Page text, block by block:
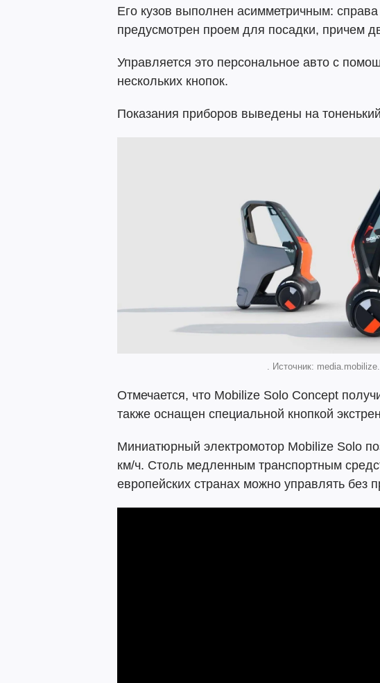
Его кузов выполнен асимметричным: справа
предусмотрен проем для посадки, причем
Управляется это персональное авто с
нескольких кнопок.
Показания приборов выведены на
. Источник:
Отмечается, что Mobilize Solo Concept
также оснащен специальной кнопкой
Миниатюрный электромотор Mobilize Solo
км/ч. Столь медленным транспортным
европейских странах можно управлять без